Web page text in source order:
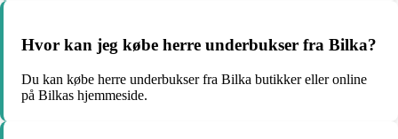
Hvor kan jeg købe herre underbukser fra Bilka?
Du kan købe herre underbukser fra Bilka butikker eller online
på Bilkas hjemmeside.